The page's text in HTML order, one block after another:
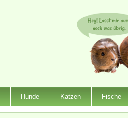
Hunde Katzen Fische